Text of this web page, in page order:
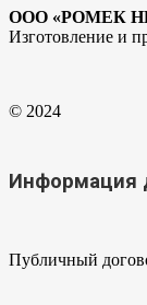
ООО «РОМЕК
Изготовление и
© 2024
Информация
Публичный